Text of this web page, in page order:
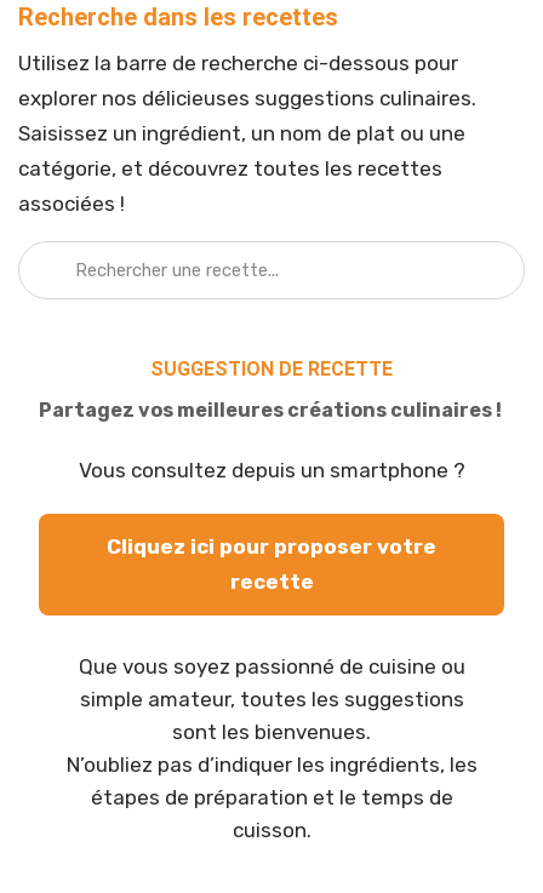
Recherche dans les recettes
Utilisez la barre de recherche ci-dessous pour
explorer nos délicieuses suggestions culinaires.
Saisissez un ingrédient, un nom de plat ou une
catégorie, et découvrez toutes les recettes
associées !
SUGGESTION DE RECETTE
Partagez vos meilleures créations culinaires !
Vous consultez depuis un smartphone ?
Cliquez ici pour proposer votre
recette
Que vous soyez passionné de cuisine ou
simple amateur, toutes les suggestions
sont les bienvenues.
N’oubliez pas d’indiquer les ingrédients, les
étapes de préparation et le temps de
cuisson.